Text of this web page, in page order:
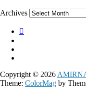
Archives
Copyright © 2026
Theme: ColorMag by